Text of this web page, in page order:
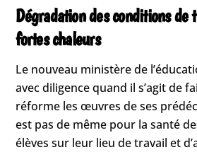
Dégradation des conditions de
fortes chaleurs
Le nouveau ministère de
avec diligence quand il s’agit de
réforme les œuvres de ses
est pas de même pour la santé
élèves sur leur lieu de travail et